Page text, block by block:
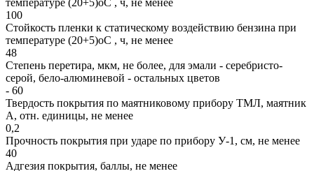
температуре (20+5)оС , ч, не менее
100
Стойкость пленки к статическому воздействию бензина при
температуре (20+5)оС , ч, не менее
48
Степень перетира, мкм, не более, для эмали - серебристо-
серой, бело-алюминевой - остальных цветов
- 60
Твердость покрытия по маятниковому прибору ТМЛ, маятник
А, отн. единицы, не менее
0,2
Прочность покрытия при ударе по прибору У-1, см, не менее
40
Адгезия покрытия, баллы, не менее